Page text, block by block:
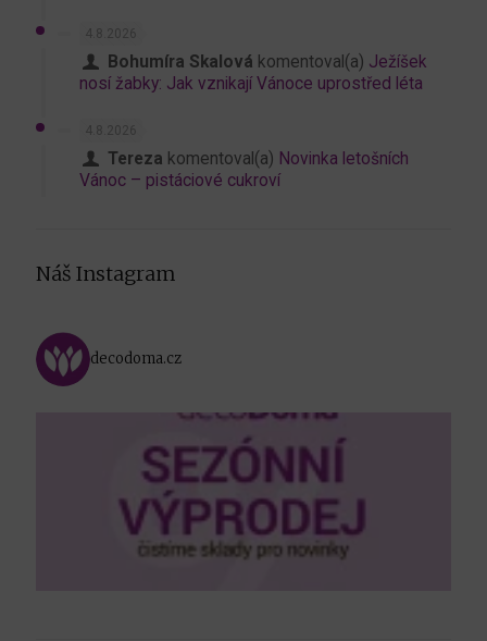
4.8.2026
Bohumíra Skalová komentoval(a) Ježíšek
nosí žabky: Jak vznikají Vánoce uprostřed léta
4.8.2026
Tereza komentoval(a) Novinka letošních
Vánoc – pistáciové cukroví
Náš Instagram
decodoma.cz